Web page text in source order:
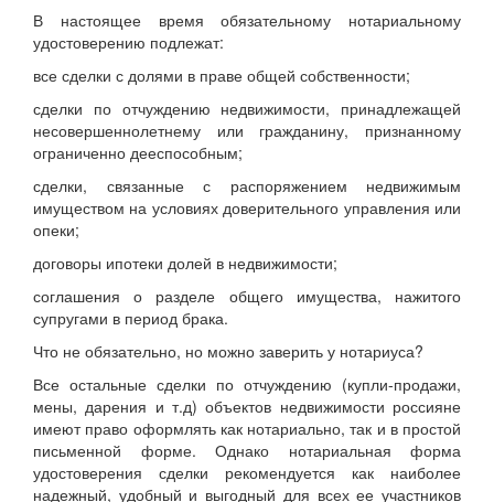
В настоящее время обязательному нотариальному
удостоверению подлежат:
все сделки с долями в праве общей собственности;
сделки по отчуждению недвижимости, принадлежащей
несовершеннолетнему или гражданину, признанному
ограниченно дееспособным;
сделки, связанные с распоряжением недвижимым
имуществом на условиях доверительного управления или
опеки;
договоры ипотеки долей в недвижимости;
соглашения о разделе общего имущества, нажитого
супругами в период брака.
Что не обязательно, но можно заверить у нотариуса?
Все остальные сделки по отчуждению (купли-продажи,
мены, дарения и т.д) объектов недвижимости россияне
имеют право оформлять как нотариально, так и в простой
письменной форме. Однако нотариальная форма
удостоверения сделки рекомендуется как наиболее
надежный, удобный и выгодный для всех ее участников